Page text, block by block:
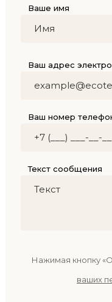
Ваше имя
Ваш адрес
Ваш номер
Текст сообщения
Нажимая кнопку
ваших